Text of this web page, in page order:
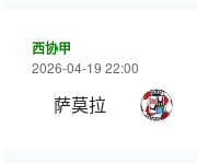
西协甲
2026-04-19 22:00
萨莫拉